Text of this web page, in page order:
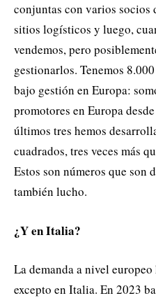
conjuntas con varios socios
sitios logísticos y luego,
vendemos, pero
gestionarlos. Tenemos
bajo gestión en Europa:
promotores en Europa
últimos tres hemos
cuadrados, tres veces más
Estos son números que
también lucho.
¿Y en Italia?
La demanda a nivel
excepto en Italia. En 2023